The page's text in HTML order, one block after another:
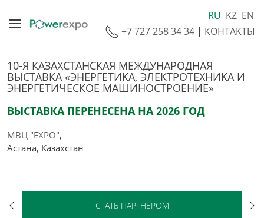
RU KZ EN
+7 727 258 34 34 | КОНТАКТЫ
10-Я КАЗАХСТАНСКАЯ МЕЖДУНАРОДНАЯ
ВЫСТАВКА «ЭНЕРГЕТИКА, ЭЛЕКТРОТЕХНИКА И
ЭНЕРГЕТИЧЕСКОЕ МАШИНОСТРОЕНИЕ»
ВЫСТАВКА ПЕРЕНЕСЕНА НА 2026 ГОД
МВЦ "EXPO",
Астана, Казахстан
СТАТЬ ПАРТНЕРОМ